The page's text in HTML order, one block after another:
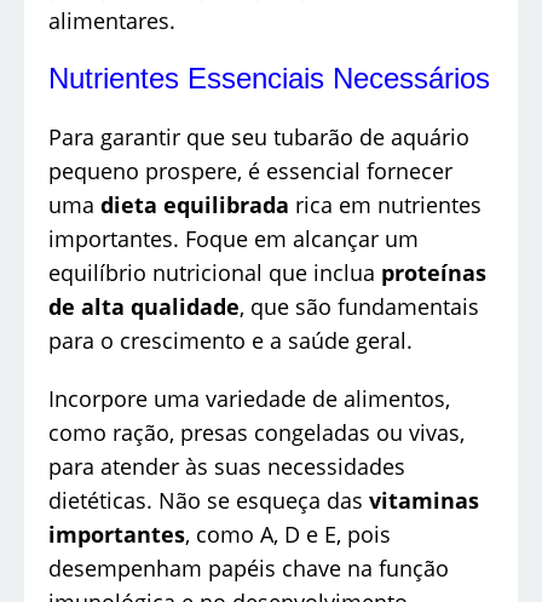
alimentares.
Nutrientes Essenciais Necessários
Para garantir que seu tubarão de aquário
pequeno prospere, é essencial fornecer
uma dieta equilibrada rica em nutrientes
importantes. Foque em alcançar um
equilíbrio nutricional que inclua proteínas
de alta qualidade, que são fundamentais
para o crescimento e a saúde geral.
Incorpore uma variedade de alimentos,
como ração, presas congeladas ou vivas,
para atender às suas necessidades
dietéticas. Não se esqueça das vitaminas
importantes, como A, D e E, pois
desempenham papéis chave na função